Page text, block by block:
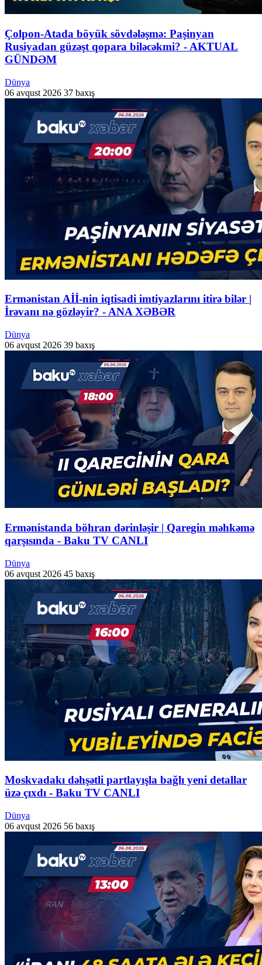
Çolpon-Atada böyük sövdələşmə: Paşinyan
Rusiyadan güzəşt qopara biləcəkmi? - AKTUAL
GÜNDƏM
Dünya
06 avqust 2026 37 baxış
Ermənistan Aİİ-nin iqtisadi imtiyazlarını itirə bilər |
İrəvanı nə gözləyir? - ANA XƏBƏR
Dünya
06 avqust 2026 39 baxış
Ermənistanda böhran dərinləşir | Qaregin məhkəmə
qarşısında - Baku TV CANLI
Dünya
06 avqust 2026 45 baxış
Moskvadakı dəhşətli partlayışla bağlı yeni detallar
üzə çıxdı - Baku TV CANLI
Dünya
06 avqust 2026 56 baxış